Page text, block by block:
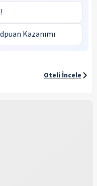
Kazanımı
Oteli İncele